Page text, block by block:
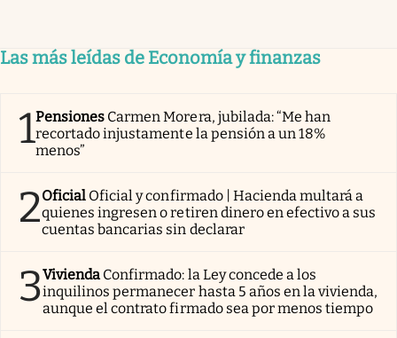
Las más leídas de Economía y finanzas
1Pensiones Carmen Morera, jubilada: “Me han
recortado injustamente la pensión a un 18%
menos”
2Oficial Oficial y confirmado | Hacienda multará a
quienes ingresen o retiren dinero en efectivo a sus
cuentas bancarias sin declarar
3Vivienda Confirmado: la Ley concede a los
inquilinos permanecer hasta 5 años en la vivienda,
aunque el contrato firmado sea por menos tiempo